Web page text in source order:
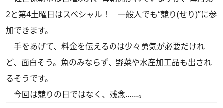
2と第4土曜日はスペシャル！ 一般人でも“競り(せり)”に参
加できます。
手をあげて、料金を伝えるのは少々勇気が必要だけれ
ど、面白そう。魚のみならず、野菜や水産加工品も出され
るそうです。
今回は競りの日ではなく、残念……。